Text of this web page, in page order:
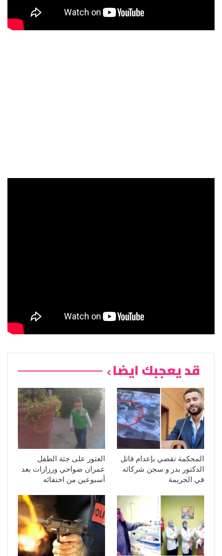
قد يعجبك ايضا
المحكمة تقضي بإعدام قاتل
الدكتور بدر و سجن شركائه
في الجريمة
العثور على جثة الطفل
عمران ضواحي ورزازات بعد
أسبوعين من اختفائه